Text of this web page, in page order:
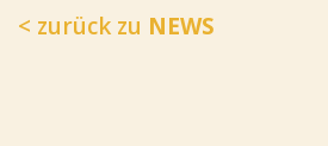
< zurück zu NEWS